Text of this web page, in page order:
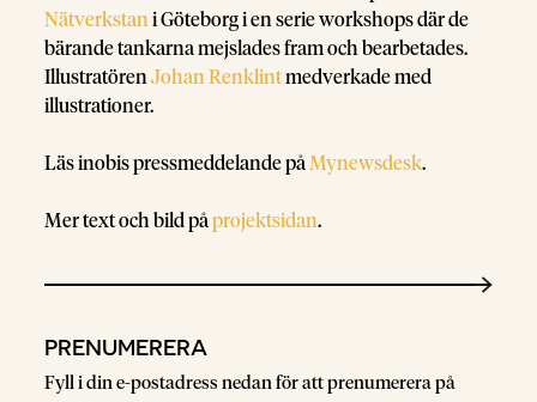
Nätverkstan i Göteborg i en serie workshops där de
bärande tankarna mejslades fram och bearbetades.
IllustratörenJohan Renklintmedverkade med
illustrationer.
Läs inobis pressmeddelande på Mynewsdesk.
Mer text och bild påprojektsidan.
PRENUMERERA
Fyll i din e-postadress nedan för att prenumerera på